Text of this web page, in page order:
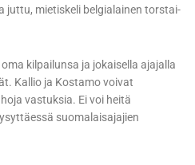
juttu, mietiskeli belgialainen torstai-
kilpailunsa ja jokaisella ajajalla
Kallio ja Kostamo voivat
vastuksia. Ei voi heitä
suomalaisajajien